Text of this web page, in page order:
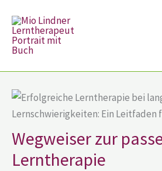
Inhalt
springen
Wegweiser zur
Lerntherapie